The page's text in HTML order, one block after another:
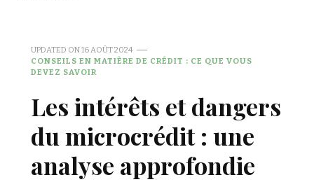
UPDATED ON16 AOÛT 2024
CONSEILS EN MATIÈRE DE CRÉDIT : CE QUE VOUS
DEVEZ SAVOIR
Les intérêts et dangers
du microcrédit : une
analyse approfondie